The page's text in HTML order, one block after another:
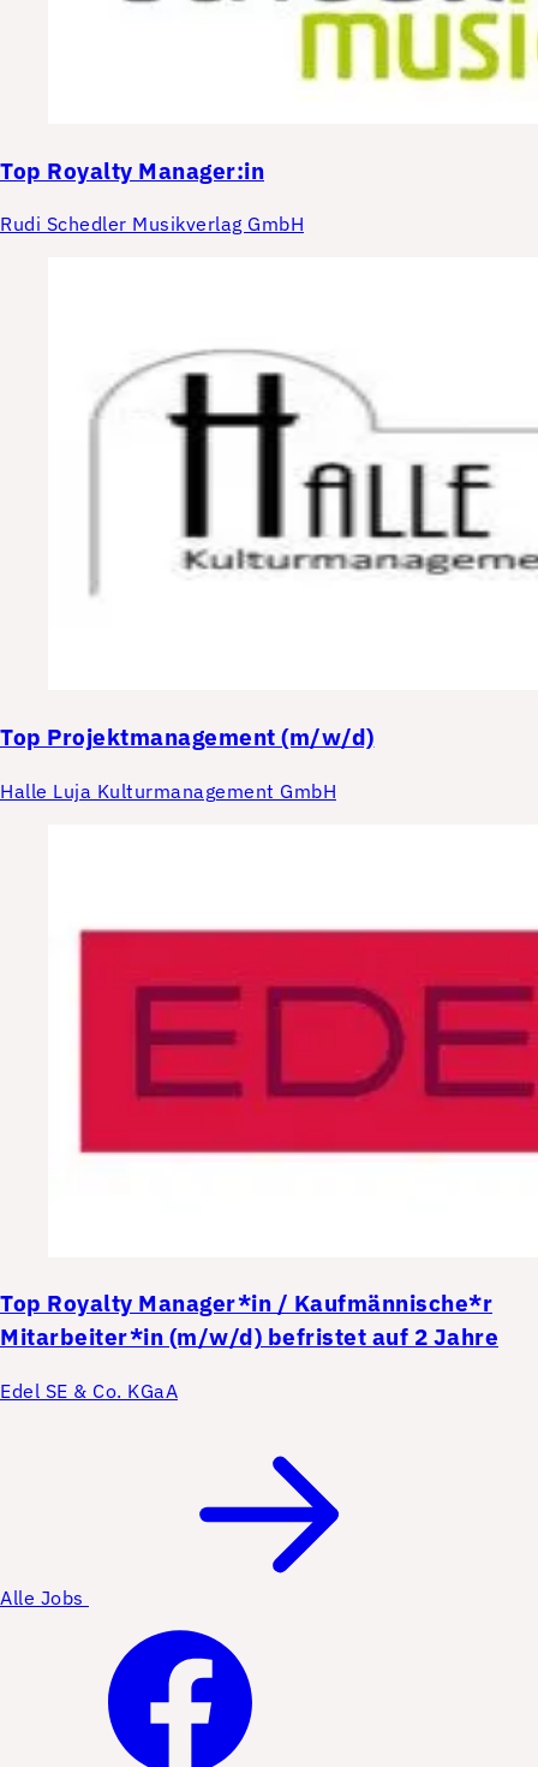
Top Royalty Manager:in
Rudi Schedler Musikverlag GmbH
Top Projektmanagement (m/w/d)
Halle Luja Kulturmanagement GmbH
Top Royalty Manager*in / Kaufmännische*r
Mitarbeiter*in (m/w/d) befristet auf 2 Jahre
Edel SE & Co. KGaA
Alle Jobs